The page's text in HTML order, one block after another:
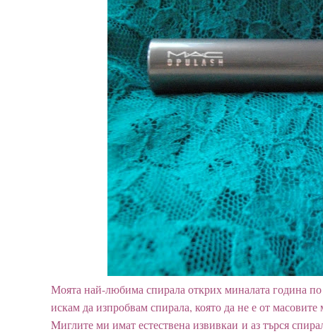
Моята най-любима спирала открих миналата година
искам да изпробвам спирала, която да не е от масовите
Mиглите ми имат естествена извивкаи и аз търся